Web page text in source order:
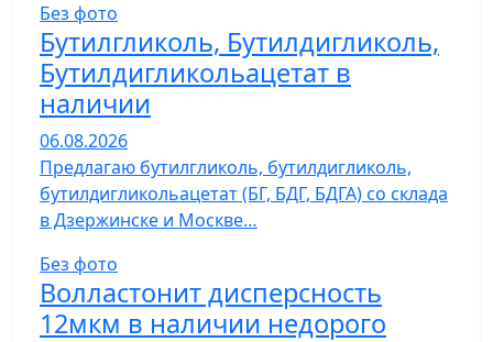
Без фото
Бутилгликоль, Бутилдигликоль,
Бутилдигликольацетат в
наличии
06.08.2026
Предлагаю бутилгликоль, бутилдигликоль,
бутилдигликольацетат (БГ, БДГ, БДГА) со склада
в Дзержинске и Москве…
Без фото
Волластонит дисперсность
12мкм в наличии недорого